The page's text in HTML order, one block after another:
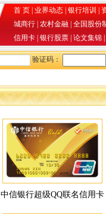
首 页 业界动态 银行培训
城商行 农村金融 全国股份
信用卡 银行股票 论文集锦
验证码：
中信银行超级QQ联名信用卡